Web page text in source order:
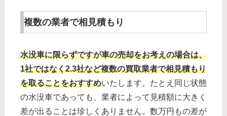
複数の業者で相見積もり
水没車に限らずですが車の売却をお考えの場合は、
1社ではなく2.3社など複数の買取業者で相見積もり
を取ることをおすすめいたします。たとえ同じ状態
の水没車であっても、業者によって見積額に大きく
差が出ることは珍しくありません。数万円もの差が